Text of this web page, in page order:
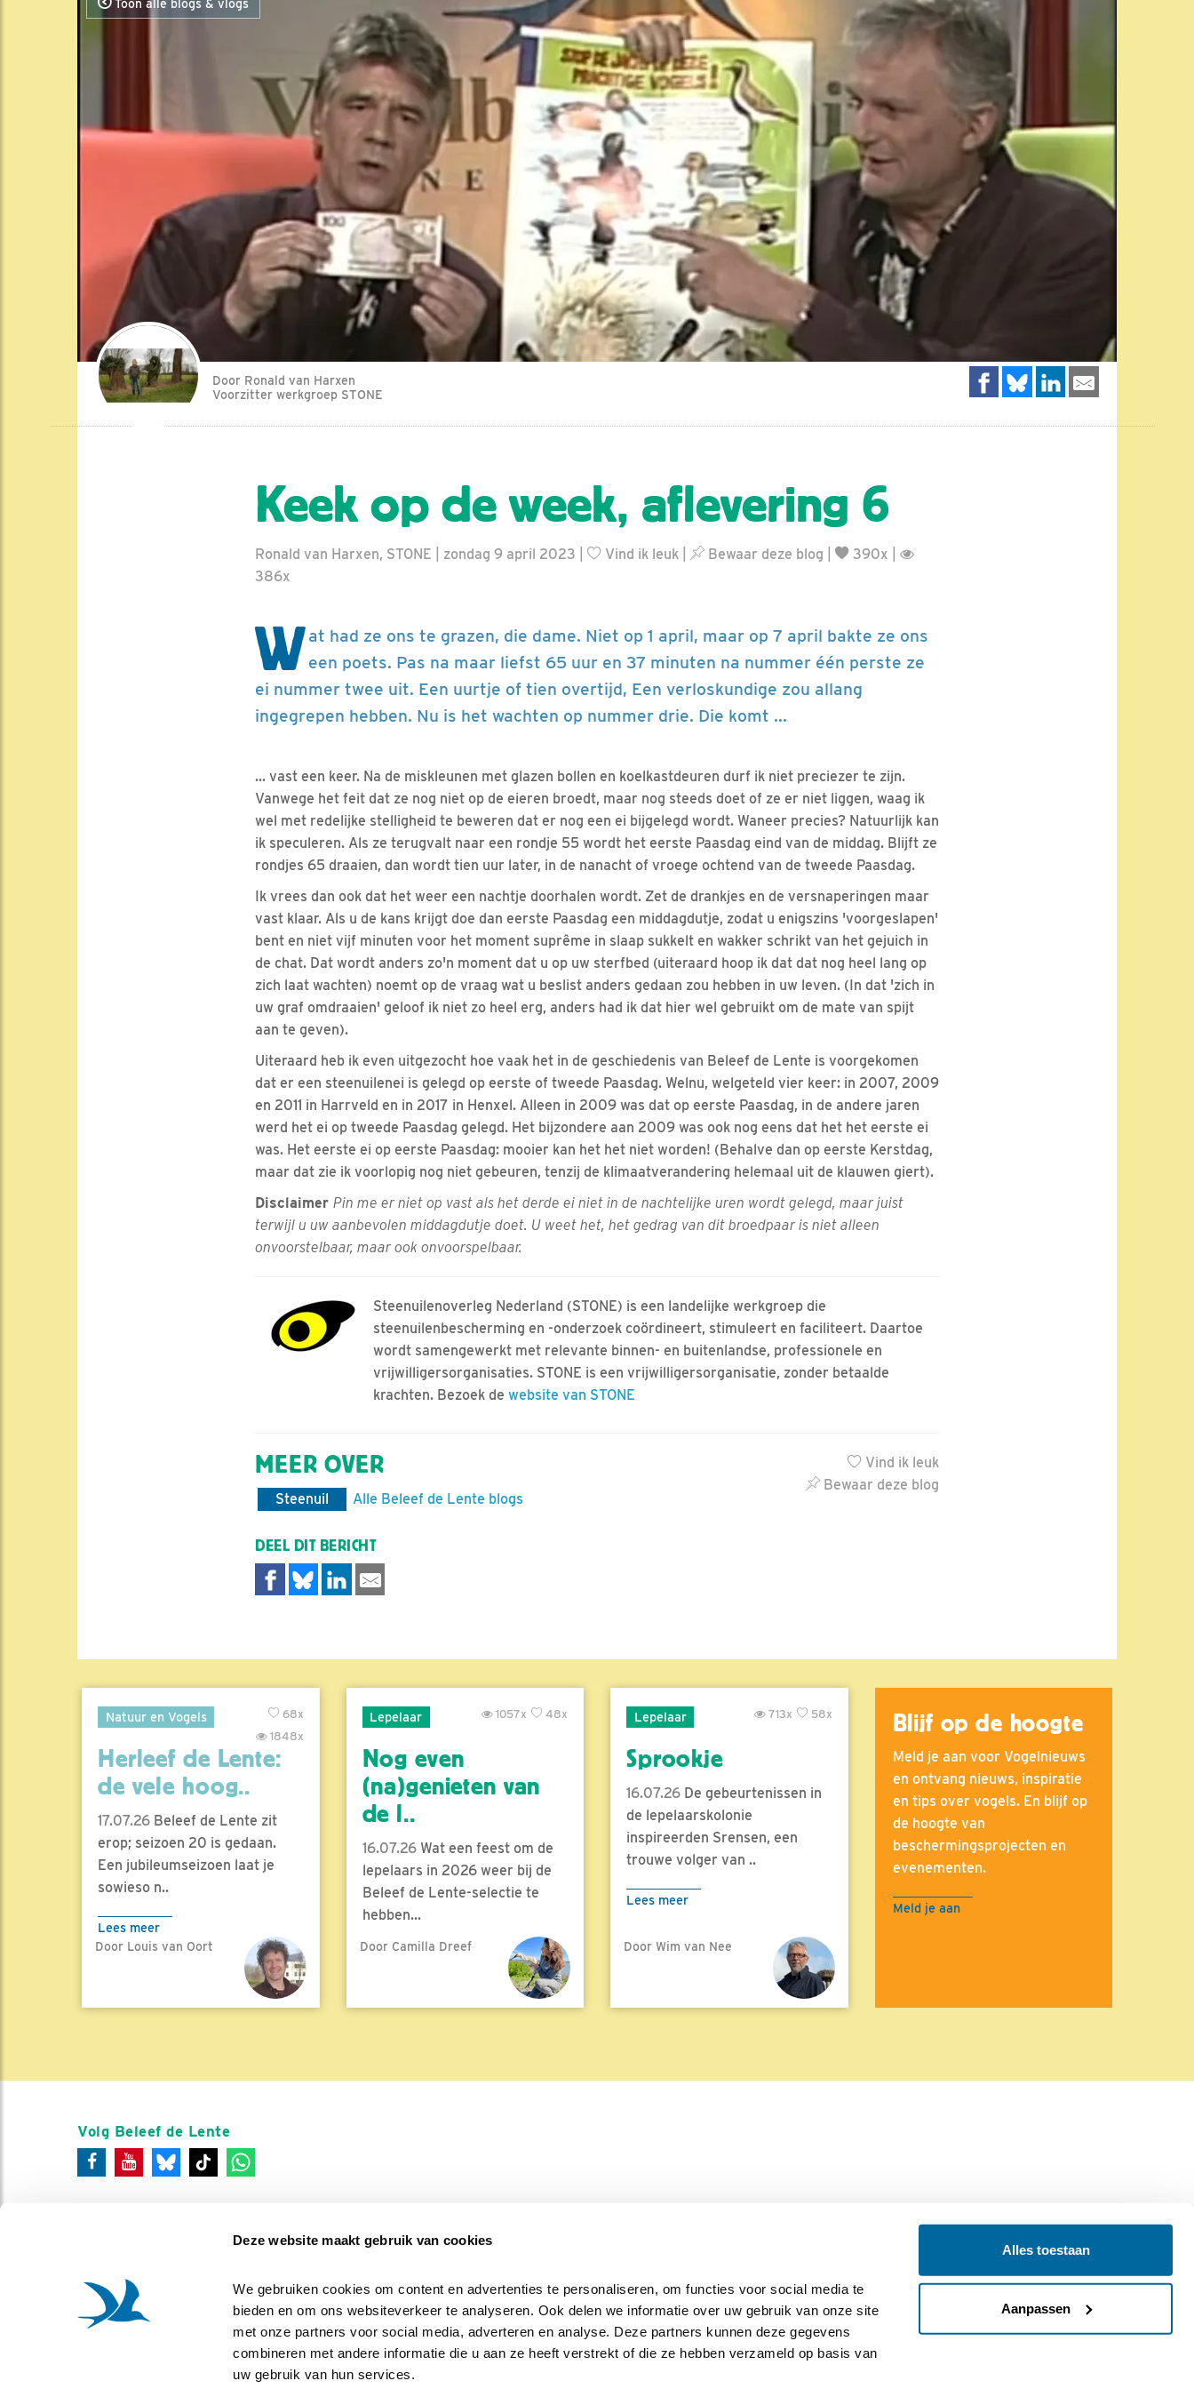
Deze website maakt gebruik van cookies
We gebruiken cookies om content en advertenties te personaliseren, om functies voor social media te
bieden en om ons websiteverkeer te analyseren. Ook delen we informatie over uw gebruik van onze site
met onze partners voor social media, adverteren en analyse. Deze partners kunnen deze gegevens
combineren met andere informatie die u aan ze heeft verstrekt of die ze hebben verzameld op basis van
uw gebruik van hun services.
Alles toestaan
Aanpassen
Toon alle blogs & vlogs
Door Ronald van Harxen
Voorzitter werkgroep STONE
Keek op de week, aflevering 6
Ronald van Harxen, STONE | zondag 9 april 2023 | Vind ik leuk Bewaar deze blog
390x |
386x
Wat had ze ons te grazen, die dame. Niet op 1 april, maar op 7 april bakte ze ons
een poets. Pas na maar liefst 65 uur en 37 minuten na nummer één perste ze
ei nummer twee uit. Een uurtje of tien overtijd, Een verloskundige zou allang
ingegrepen hebben. Nu is het wachten op nummer drie. Die komt ...
... vast een keer. Na de miskleunen met glazen bollen en koelkastdeuren durf ik niet preciezer te zijn.
Vanwege het feit dat ze nog niet op de eieren broedt, maar nog steeds doet of ze er niet liggen, waag ik
wel met redelijke stelligheid te beweren dat er nog een ei bijgelegd wordt. Waneer precies? Natuurlijk kan
ik speculeren. Als ze terugvalt naar een rondje 55 wordt het eerste Paasdag eind van de middag. Blijft ze
rondjes 65 draaien, dan wordt tien uur later, in de nanacht of vroege ochtend van de tweede Paasdag.
Ik vrees dan ook dat het weer een nachtje doorhalen wordt. Zet de drankjes en de versnaperingen maar
vast klaar. Als u de kans krijgt doe dan eerste Paasdag een middagdutje, zodat u enigszins 'voorgeslapen'
bent en niet vijf minuten voor het moment suprême in slaap sukkelt en wakker schrikt van het gejuich in
de chat. Dat wordt anders zo'n moment dat u op uw sterfbed (uiteraard hoop ik dat dat nog heel lang op
zich laat wachten) noemt op de vraag wat u beslist anders gedaan zou hebben in uw leven. (In dat 'zich in
uw graf omdraaien' geloof ik niet zo heel erg, anders had ik dat hier wel gebruikt om de mate van spijt
aan te geven).
Uiteraard heb ik even uitgezocht hoe vaak het in de geschiedenis van Beleef de Lente is voorgekomen
dat er een steenuilenei is gelegd op eerste of tweede Paasdag. Welnu, welgeteld vier keer: in 2007, 2009
en 2011 in Harrveld en in 2017 in Henxel. Alleen in 2009 was dat op eerste Paasdag, in de andere jaren
werd het ei op tweede Paasdag gelegd. Het bijzondere aan 2009 was ook nog eens dat het het eerste ei
was. Het eerste ei op eerste Paasdag: mooier kan het het niet worden! (Behalve dan op eerste Kerstdag,
maar dat zie ik voorlopig nog niet gebeuren, tenzij de klimaatverandering helemaal uit de klauwen giert).
Disclaimer Pin me er niet op vast als het derde ei niet in de nachtelijke uren wordt gelegd, maar juist
terwijl u uw aanbevolen middagdutje doet. U weet het, het gedrag van dit broedpaar is niet alleen
onvoorstelbaar, maar ook onvoorspelbaar.
Steenuilenoverleg Nederland (STONE) is een landelijke werkgroep die
steenuilenbescherming en -onderzoek coördineert, stimuleert en faciliteert. Daartoe
wordt samengewerkt met relevante binnen- en buitenlandse, professionele en
vrijwilligersorganisaties. STONE is een vrijwilligersorganisatie, zonder betaalde
krachten. Bezoek dewebsite van STONE
Vind ik leuk
Bewaar deze blog
MEER OVER
Steenuil Alle Beleef de Lente blogs
DEEL DIT BERICHT
Natuur en Vogels
68x
1848x
Herleef de Lente:
de vele hoog..
17.07.26 Beleef de Lente zit
erop; seizoen 20 is gedaan.
Een jubileumseizoen laat je
sowieso n..
Lees meer
Door Louis van Oort
Lepelaar 48x
1057x
Nog even
(na)genieten van
de l..
16.07.26Wat een feest om de
lepelaars in 2026 weer bij de
Beleef de Lente-selectie te
hebben...
Lees meer
Door Camilla Dreef
Lepelaar 58x
713x
Sprookje
16.07.26 De gebeurtenissen in
de lepelaarskolonie
inspireerden Srensen, een
trouwe volger van ..
Lees meer
Door Wim van Nee
Blijf op de hoogte
Meld je aan voor Vogelnieuws
en ontvang nieuws, inspiratie
en tips over vogels. En blijf op
de hoogte van
beschermingsprojecten en
evenementen.
Meld je aan
Volg Beleef de Lente
Colofon